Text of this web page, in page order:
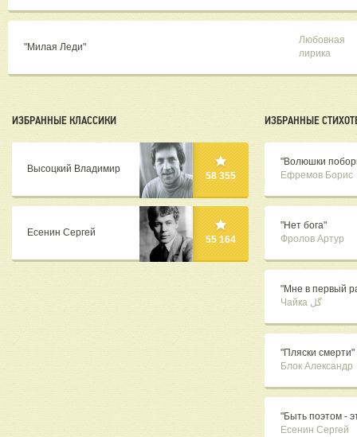
"Милая Леди"
Любовная
лирика
ИЗБРАННЫЕ КЛАССИКИ
Высоцкий Владимир
58 355
Есенин Сергей
55 164
ИЗБРАННЫЕ
"Волюшки
Ефремов Борис
"Нет бога"
Фролов Артур
"Мне в первый
Чайка گل
"Пляски смерти"
Блок Александр
"Быть поэтом -
Есенин Сергей